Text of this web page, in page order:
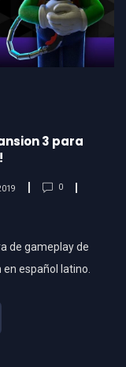
3 para
0
de gameplay de
en español latino.